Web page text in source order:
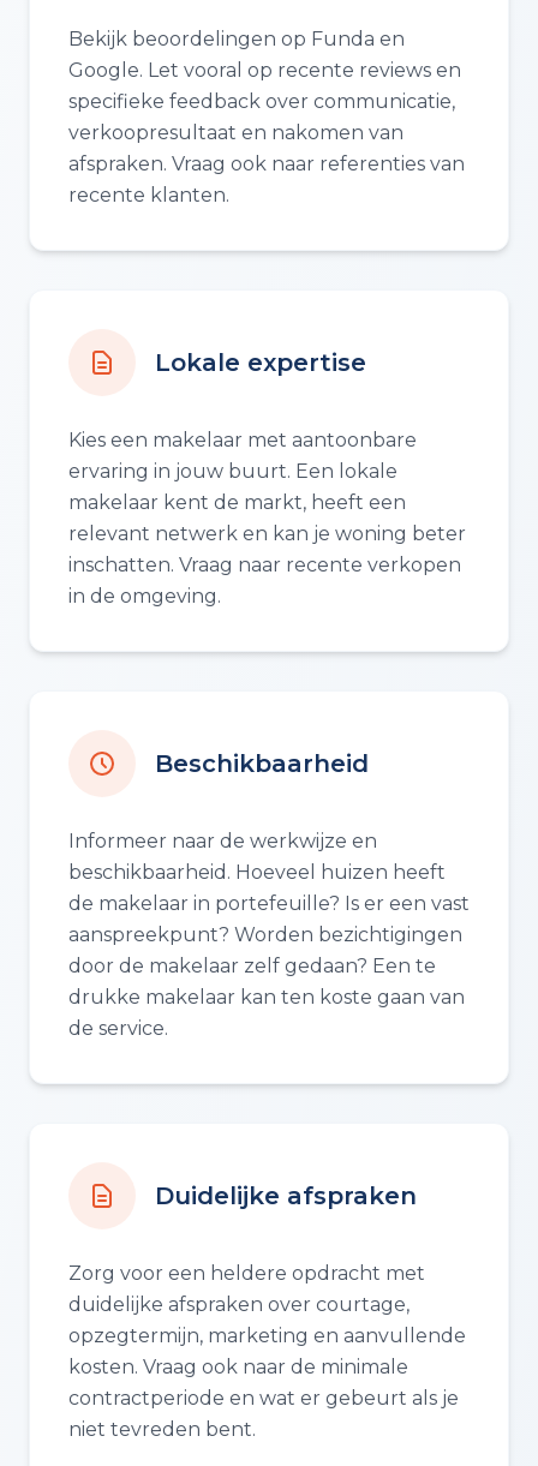
Bekijk beoordelingen op Funda en
Google. Let vooral op recente reviews en
specifieke feedback over communicatie,
verkoopresultaat en nakomen van
afspraken. Vraag ook naar referenties van
recente klanten.
Lokale expertise
Kies een makelaar met aantoonbare
ervaring in jouw buurt. Een lokale
makelaar kent de markt, heeft een
relevant netwerk en kan je woning beter
inschatten. Vraag naar recente verkopen
in de omgeving.
Beschikbaarheid
Informeer naar de werkwijze en
beschikbaarheid. Hoeveel huizen heeft
de makelaar in portefeuille? Is er een vast
aanspreekpunt? Worden bezichtigingen
door de makelaar zelf gedaan? Een te
drukke makelaar kan ten koste gaan van
de service.
Duidelijke afspraken
Zorg voor een heldere opdracht met
duidelijke afspraken over courtage,
opzegtermijn, marketing en aanvullende
kosten. Vraag ook naar de minimale
contractperiode en wat er gebeurt als je
niet tevreden bent.